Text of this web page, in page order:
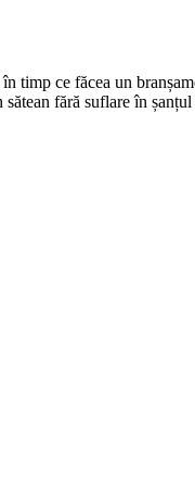
timp ce făcea un
fără suflare în